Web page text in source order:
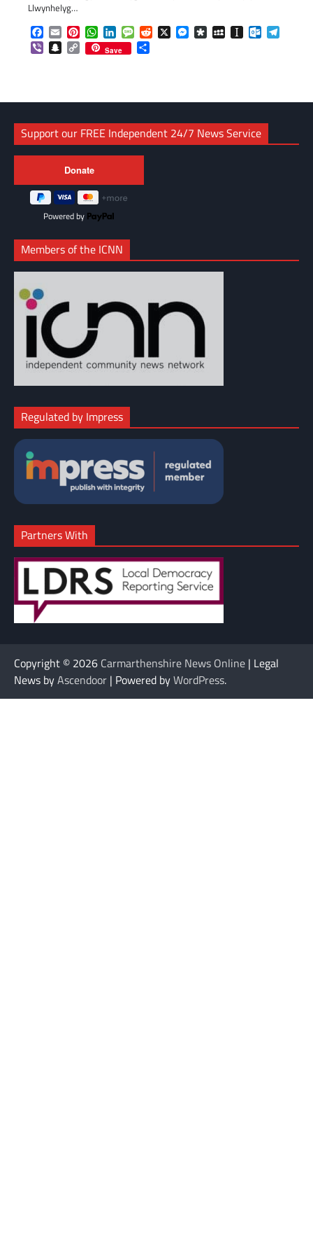
Llwynhelyg…
Facebook
EmailPinterestWhatsApp
LinkedInMessageReddit
X Messenger
DiasporaMySpaceInstapaper
ViberSnapchat
Copy
Link
Save
Support our FREE Independent 24/7 News Service
Powered by
Members of the ICNN
Regulated by Impress
Partners With
Copyright © 2026 Carmarthenshire News Online | Legal
News byAscendoor | Powered byWordPress.